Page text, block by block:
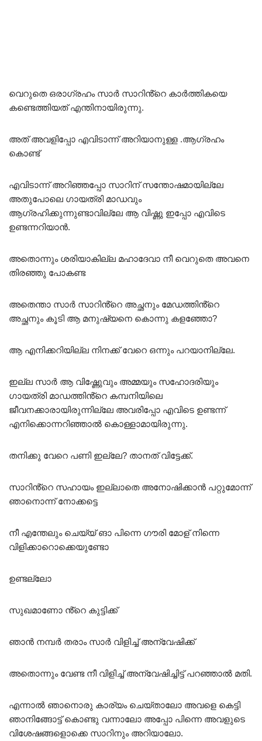
വെറുതെ ഒരാഗ്രഹം സാർ സാറിൻ്റെ കാർത്തികയെ
കണ്ടെത്തിയത് എന്തിനായിരുന്നു.
അത് അവളിപ്പോ എവിടാന്ന് അറിയാനുള്ള .ആഗ്രഹം
കൊണ്ട്
എവിടാന്ന് അറിഞ്ഞപ്പോ സാറിന് സന്തോഷമായില്ലേ
അതുപോലെ ഗായത്രി മാഡവും
ആഗ്രഹിക്കുന്നുണ്ടാവില്ലേ ആ വിഷ്ണു ഇപ്പോ എവിടെ
ഉണ്ടന്നറിയാൻ.
അതൊന്നും ശരിയാകില്ല മഹാദേവാ നീ വെറുതെ അവനെ
തിരഞ്ഞു പോകണ്ട
അതെന്താ സാർ സാറിൻ്റെ അച്ഛനും മേഡത്തിൻ്റെ
അച്ഛനും കൂടി ആ മനുഷ്യനെ കൊന്നു കളഞ്ഞോ?
ആ എനിക്കറിയില്ല നിനക്ക് വേറെ ഒന്നും പറയാനില്ലേ.
ഇല്ല സാർ ആ വിഷ്ണുേവും അമ്മയും സഹോദരിയും
ഗായത്രി മാഡത്തിൻ്റെ കമ്പനിയിലെ
ജീവനക്കാരായിരുന്നില്ലേ അവരിപ്പോ എവിടെ ഉണ്ടന്ന്
എനിക്കൊന്നറിഞ്ഞാൽ കൊള്ളാമായിരുന്നു.
തനിക്കു വേറെ പണി ഇല്ലേ? താനത് വിട്ടേക്ക്.
സാറിൻ്റെ സഹായം ഇല്ലാതെ അനോഷിക്കാൻ പറ്റുമോന്ന്
ഞാനൊന്ന് നോക്കട്ടെ
നീ എന്തേലും ചെയ്യ് ങാ പിന്നെ ഗൗരി മോള് നിന്നെ
വിളിക്കാറൊക്കെയുണ്ടോ
ഉണ്ടല്ലോ
സുഖമാണോ ൻ്റെ കുട്ടിക്ക്
ഞാൻ നമ്പർ തരാം സാർ വിളിച്ച് അന്വേഷിക്ക്
അതൊന്നും വേണ്ട നീ വിളിച്ച് അന്വേഷിച്ചിട്ട് പറഞ്ഞാൽ മതി.
എന്നാൽ ഞാനൊരു കാര്യം ചെയ്താലോ അവളെ കെട്ടി
ഞാനിങ്ങോട്ട് കൊണ്ടു വന്നാലോ അപ്പോ പിന്നെ അവളുടെ
വിശേഷങ്ങളൊക്കെ സാറിനും അറിയാലോ.